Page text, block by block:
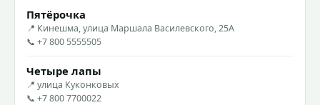
Пятёрочка
📍 Кинешма, улица Маршала Василевского, 25А
📞 +7 800 5555505
Четыре лапы
📍 улица Куконковых
📞 +7 800 7700022